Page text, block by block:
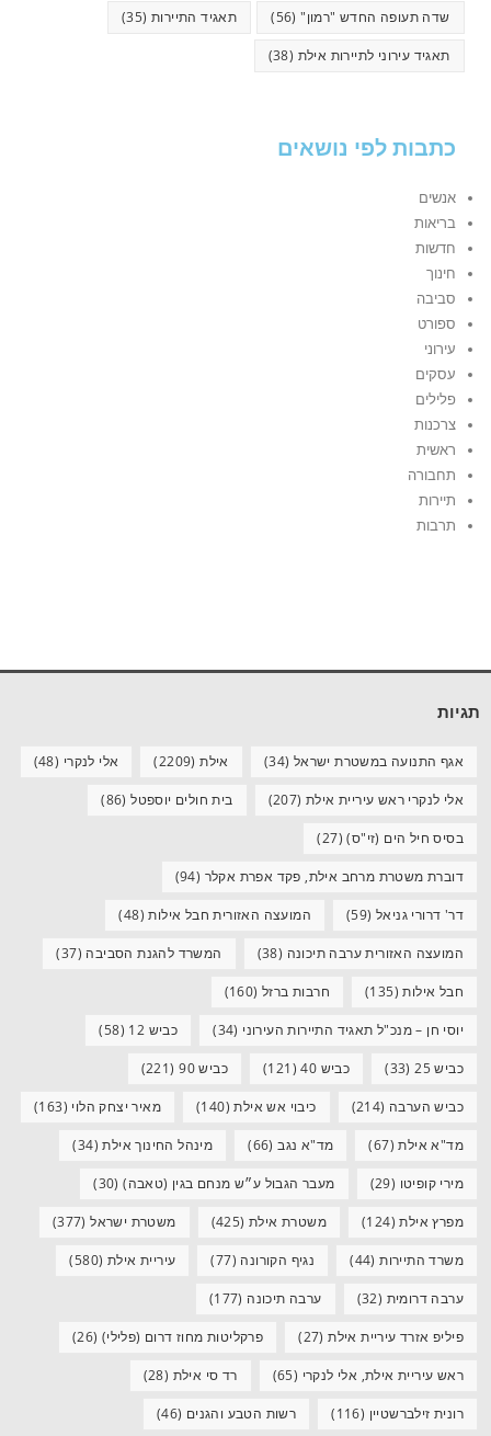
שדה תעופה החדש "רמון"(56) תאגיד התיירות (35)
תאגיד עירוני לתיירות אילת (38)
כתבות לפי נושאים
אנשים
בריאות
חדשות
חינוך
סביבה
ספורט
עירוני
עסקים
פלילים
צרכנות
ראשית
תחבורה
תיירות
תרבות
תגיות
אגף התנועה במשטרת ישראל (34) אילת(2209) אלי לנקרי (48)
אלי לנקרי ראש עיריית אילת (207) בית חולים יוספטל(86)
בסיס חיל הים (זי"ס)(27)
דוברת משטרת מרחב אילת, פקד אפרת אקלר (94)
דר' דרורי גניאל (59) המועצה האזורית חבל אילות(48)
המועצה האזורית ערבה תיכונה (38) המשרד להגנת הסביבה (37)
חבל אילות(135) חרבות ברזל (160)
יוסי חן – מנכ"ל תאגיד התיירות העירוני (34) כביש 12 (58)
כביש 25 (33) כביש 40 (121) כביש 90 (221)
כביש הערבה (214) כיבוי אש אילת(140) מאיר יצחק הלוי (163)
מד"א אילת(67) מד"א נגב(66) מינהל החינוך אילת(34)
מירי קופיטו (29) מעבר הגבול ע״ש מנחם בגין (טאבה)(30)
מפרץ אילת(124) משטרת אילת (425) משטרת ישראל(377)
משרד התיירות(44) נגיף הקורונה (77) עיריית אילת (580)
ערבה דרומית (32) ערבה תיכונה (177)
פיליפ אזרד עיריית אילת(27) פרקליטות מחוז דרום (פלילי) (26)
ראש עיריית אילת, אלי לנקרי (65) רד סי אילת (28)
רונית זילברשטיין (116) רשות הטבע והגנים (46)